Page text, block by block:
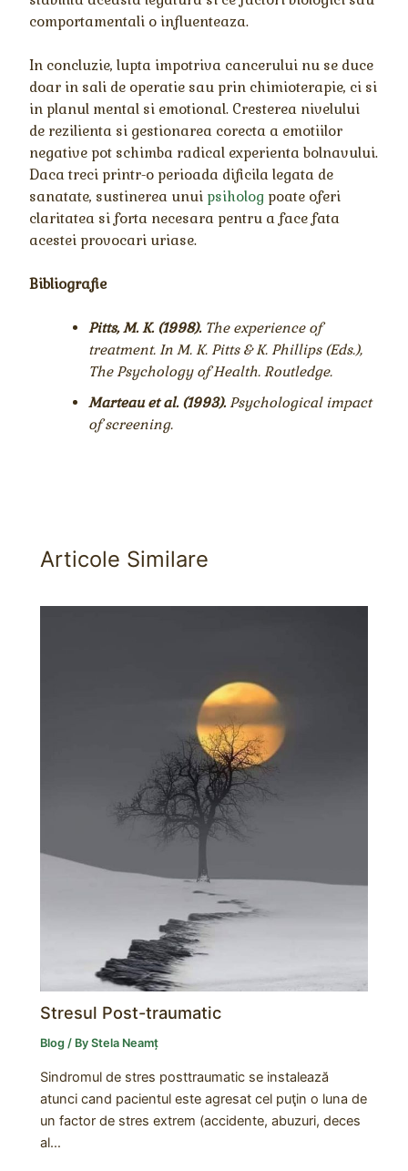
comportamentali o influenteaza.
In concluzie, lupta impotriva cancerului nu se duce
doar in sali de operatie sau prin chimioterapie, ci si
in planul mental si emotional. Cresterea nivelului
de rezilienta si gestionarea corecta a emotiilor
negative pot schimba radical experienta bolnavului.
Daca treci printr-o perioada dificila legata de
sanatate, sustinerea unui psiholog poate oferi
claritatea si forta necesara pentru a face fata
acestei provocari uriase.
Bibliografie
Pitts, M. K. (1998). The experience of
treatment. In M. K. Pitts & K. Phillips (Eds.),
The Psychology of Health. Routledge.
Marteau et al. (1993). Psychological impact
of screening.
Articole Similare
Stresul Post-traumatic
Blog / ByStela Neamț
Sindromul de stres posttraumatic se instalează
atunci cand pacientul este agresat cel puţin o luna de
un factor de stres extrem (accidente, abuzuri, deces
al…